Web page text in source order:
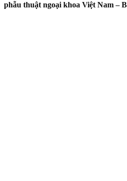
phẫu thuật ngoại khoa Việt Nam –